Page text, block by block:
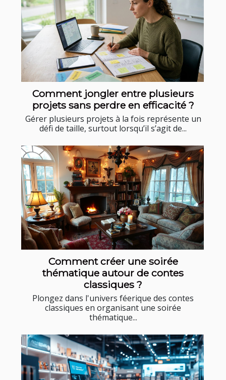
Comment jongler entre plusieurs
projets sans perdre en efficacité ?
Gérer plusieurs projets à la fois représente un
défi de taille, surtout lorsqu’il s’agit de...
Comment créer une soirée
thématique autour de contes
classiques ?
Plongez dans l'univers féerique des contes
classiques en organisant une soirée
thématique...